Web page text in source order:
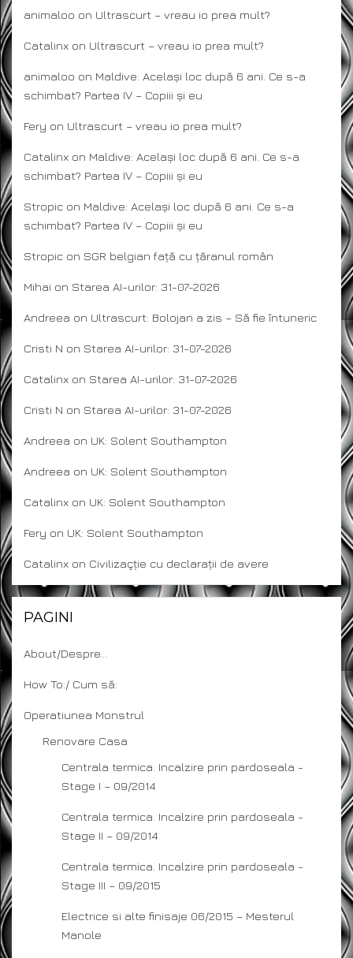
animaloo on Ultrascurt – vreau io prea mult?
Catalinx on Ultrascurt – vreau io prea mult?
animaloo on Maldive: Același loc după 6 ani. Ce s-a
schimbat? Partea IV – Copiii și eu
Fery on Ultrascurt – vreau io prea mult?
Catalinx on Maldive: Același loc după 6 ani. Ce s-a
schimbat? Partea IV – Copiii și eu
Stropic on Maldive: Același loc după 6 ani. Ce s-a
schimbat? Partea IV – Copiii și eu
Stropic on SGR belgian față cu țăranul român
Mihai on Starea AI-urilor: 31-07-2026
Andreea on Ultrascurt: Bolojan a zis – Să fie întuneric
Cristi N on Starea AI-urilor: 31-07-2026
Catalinx on Starea AI-urilor: 31-07-2026
Cristi N on Starea AI-urilor: 31-07-2026
Andreea on UK: Solent Southampton
Andreea on UK: Solent Southampton
Catalinx on UK: Solent Southampton
Fery on UK: Solent Southampton
Catalinx on Civilizaçție cu declarații de avere
PAGINI
About/Despre…
How To:/ Cum să:
Operatiunea Monstrul
Renovare Casa
Centrala termica. Incalzire prin pardoseala -
Stage I – 09/2014
Centrala termica. Incalzire prin pardoseala -
Stage II – 09/2014
Centrala termica. Incalzire prin pardoseala -
Stage III – 09/2015
Electrice si alte finisaje 06/2015 – Mesterul
Manole